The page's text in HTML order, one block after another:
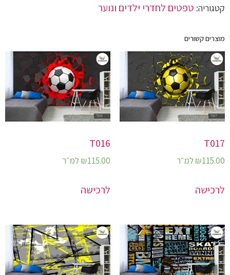
קטגוריה: טפטים לחדרי ילדים ונוער
מוצרים קשורים
T017
₪115.00 למ״ר
לרכישה
T016
₪115.00 למ״ר
לרכישה